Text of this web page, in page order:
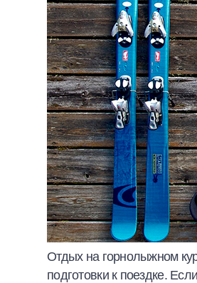
Отдых на горнолыжном
подготовки к поездке.